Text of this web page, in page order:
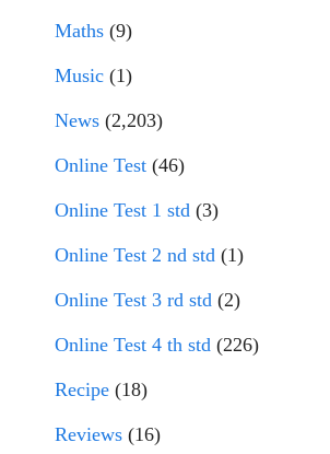
Maths (9)
Music (1)
News (2,203)
Online Test (46)
Online Test 1 std (3)
Online Test 2 nd std (1)
Online Test 3 rd std (2)
Online Test 4 th std (226)
Recipe (18)
Reviews (16)